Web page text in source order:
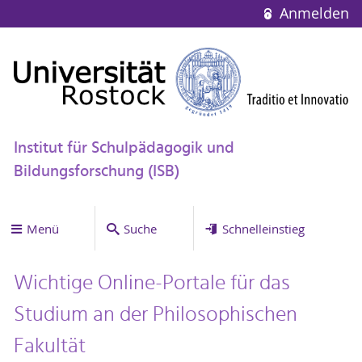
Anmelden
Institut für Schulpädagogik und
Bildungsforschung (ISB)
Menü Suche Schnelleinstieg
Wichtige Online-Portale für das
Studium an der Philosophischen
Fakultät